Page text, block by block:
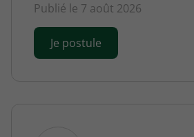
Publié le 7 août 2026
Je postule